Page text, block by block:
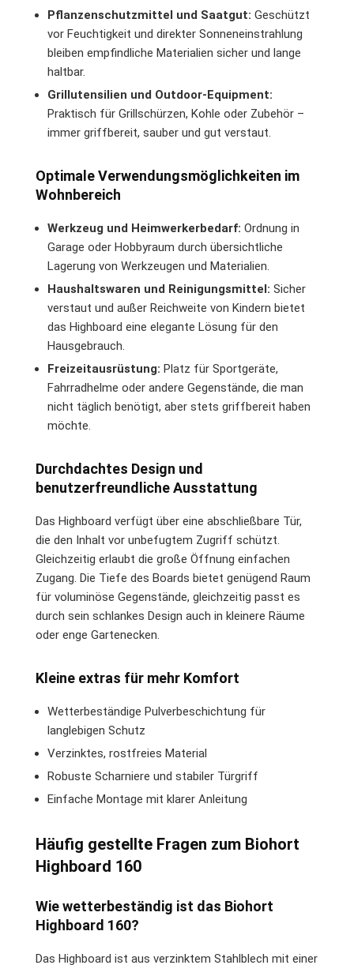
Pflanzenschutzmittel und Saatgut: Geschützt
vor Feuchtigkeit und direkter Sonneneinstrahlung
bleiben empfindliche Materialien sicher und lange
haltbar.
Grillutensilien und Outdoor-Equipment:
Praktisch für Grillschürzen, Kohle oder Zubehör –
immer griffbereit, sauber und gut verstaut.
Optimale Verwendungsmöglichkeiten im
Wohnbereich
Werkzeug und Heimwerkerbedarf: Ordnung in
Garage oder Hobbyraum durch übersichtliche
Lagerung von Werkzeugen und Materialien.
Haushaltswaren und Reinigungsmittel: Sicher
verstaut und außer Reichweite von Kindern bietet
das Highboard eine elegante Lösung für den
Hausgebrauch.
Freizeitausrüstung: Platz für Sportgeräte,
Fahrradhelme oder andere Gegenstände, die man
nicht täglich benötigt, aber stets griffbereit haben
möchte.
Durchdachtes Design und
benutzerfreundliche Ausstattung
Das Highboard verfügt über eine abschließbare Tür,
die den Inhalt vor unbefugtem Zugriff schützt.
Gleichzeitig erlaubt die große Öffnung einfachen
Zugang. Die Tiefe des Boards bietet genügend Raum
für voluminöse Gegenstände, gleichzeitig passt es
durch sein schlankes Design auch in kleinere Räume
oder enge Gartenecken.
Kleine extras für mehr Komfort
Wetterbeständige Pulverbeschichtung für
langlebigen Schutz
Verzinktes, rostfreies Material
Robuste Scharniere und stabiler Türgriff
Einfache Montage mit klarer Anleitung
Häufig gestellte Fragen zum Biohort
Highboard 160
Wie wetterbeständig ist das Biohort
Highboard 160?
Das Highboard ist aus verzinktem Stahlblech mit einer